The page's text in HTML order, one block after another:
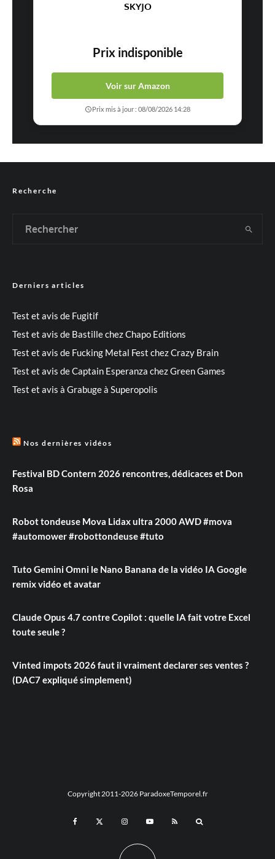
SKYJO
Prix indisponible
Voir sur Amazon
Prix mis à jour : 08/08/2026 14:28
Recherche
Derniers articles
Test et avis de Fugitif
Test et avis de Bastille chez Chapo Editions
Test et avis de Fucking Metal Fest chez Crazy Brain
Test et avis de Captain Esperanza chez Green Games
Test et avis à Grabuge à Superopolis
Nos dernières vidéos
Festival BD Contern 2026 rencontres, dédicaces et Don
Rosa
Robot tondeuse Mova Lidax ultra 2000 AWD #mova
#automower #robottondeuse #tuto
Tuto Gemini Omni le Nano Banana de la vidéo IA Google
remix vidéo et avatar
Claude Opus 4.7 contre Copilot : quelle IA fait votre Excel
toute seule ?
Vinted impots 2026 faut il vraiment declarer ses ventes ?
(DAC7 expliqué simplement)
Copyright 2011-2026 ParadoxeTemporel.fr